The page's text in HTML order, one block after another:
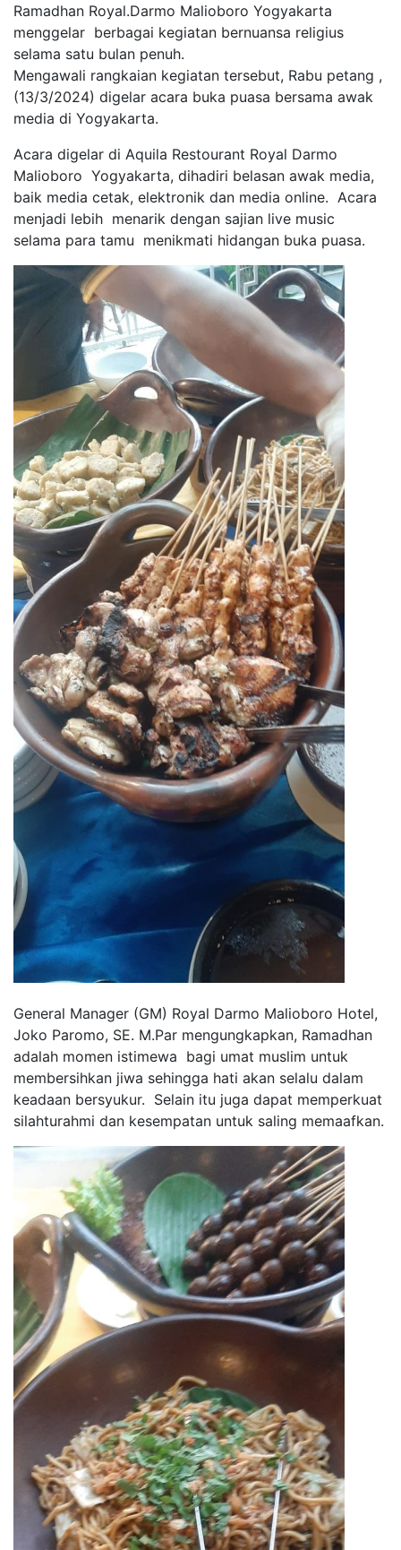
Ramadhan Royal.Darmo Malioboro Yogyakarta
menggelar berbagai kegiatan bernuansa religius
selama satu bulan penuh.
Mengawali rangkaian kegiatan tersebut, Rabu petang ,
(13/3/2024) digelar acara buka puasa bersama awak
media di Yogyakarta.
Acara digelar di Aquila Restourant Royal Darmo
Malioboro Yogyakarta, dihadiri belasan awak media,
baik media cetak, elektronik dan media online. Acara
menjadi lebih menarik dengan sajian live music
selama para tamu menikmati hidangan buka puasa.
General Manager (GM) Royal Darmo Malioboro Hotel,
Joko Paromo, SE. M.Par mengungkapkan, Ramadhan
adalah momen istimewa bagi umat muslim untuk
membersihkan jiwa sehingga hati akan selalu dalam
keadaan bersyukur. Selain itu juga dapat memperkuat
silahturahmi dan kesempatan untuk saling memaafkan.